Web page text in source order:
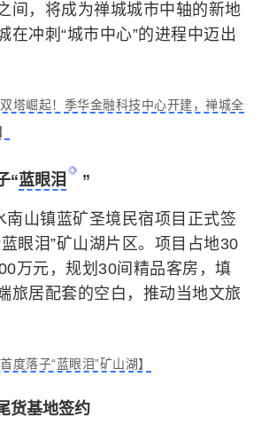
间，将成为禅城城市中轴的新地
在冲刺“城市中心”的进程中迈出
塔崛起！季华金融科技中心开建，禅城全
“蓝眼泪 ”
南山镇蓝矿圣境民宿项目正式签
眼泪”矿山湖片区。项目占地30
万元，规划30间精品客房，填
旅居配套的空白，推动当地文旅
度落子“蓝眼泪”矿山湖】
货基地签约